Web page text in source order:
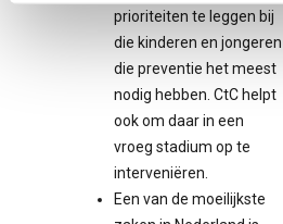
prioriteiten te leggen bij
die kinderen en jongeren
die preventie het meest
nodig hebben. CtC helpt
ook om daar in een
vroeg stadium op te
interveniëren.
Een van de moeilijkste